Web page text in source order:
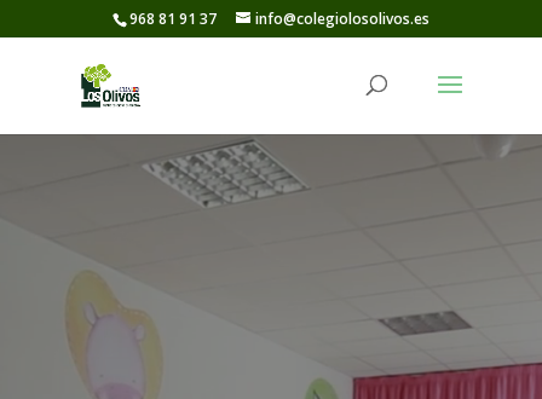
968 81 91 37 info@colegiolosolivos.es
Reproductor
de